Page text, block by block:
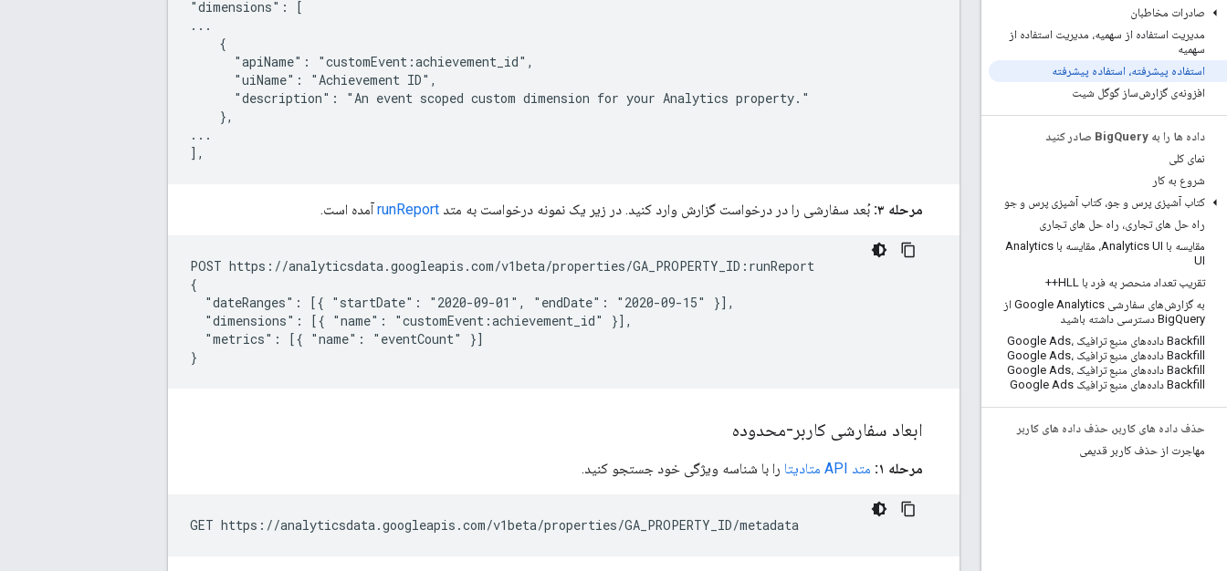
صادرات مخاطبان
مدیریت استفاده از سهمیه، مدیریت استفاده از
سهمیه
استفاده پیشرفته، استفاده پیشرفته
افزونه‌ی گزارش‌ساز گوگل شیت
داده ها را به Big Query صادر کنید
نمای کلی
شروع به کار
کتاب آشپزی پرس و جو، کتاب آشپزی پرس و جو
راه حل های تجاری، راه حل های تجاری
مقایسه با Analytics UI، مقایسه با Analytics
UI
تقریب تعداد منحصر به فرد با HLL++
به گزارش‌های سفارشی Google Analytics از
BigQuery دسترسی داشته باشید
Backfill داده‌های منبع ترافیک Google Ads،
Backfill داده‌های منبع ترافیک Google Ads،
Backfill داده‌های منبع ترافیک Google Ads،
Backfill داده‌های منبع ترافیک Google Ads
حذف داده های کاربر، حذف داده های کاربر
مهاجرت از حذف کاربر قدیمی
"dimensions": [
...
    {
      "apiName": "customEvent:achievement_id",
      "uiName": "Achievement ID",
      "description": "An event scoped custom dimension for your Analytics property."
    },
...
مرحله ۳: بُعد سفارشی را در درخواست گزارش وارد کنید. در زیر یک نمونه درخواست به متد runReportآمده است.
POST https://analyticsdata.googleapis.com/v1beta/properties/GA_PROPERTY_ID:runReport
{
  "dateRanges": [{ "startDate": "2020-09-01", "endDate": "2020-09-15" }],
  "dimensions": [{ "name": "customEvent:achievement_id" }],
  "metrics": [{ "name": "eventCount" }]
ابعاد سفارشی کاربر-محدوده
مرحله ۱: متد API متادیتا را با شناسه ویژگی خود جستجو کنید.